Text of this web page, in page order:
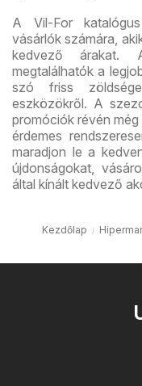
A Vil-For
vásárlók számára,
kedvező árakat.
megtalálhatók a
szó friss
eszközökről. A
promóciók révén
érdemes
maradjon le a
újdonságokat,
által kínált kedvező
Kezdőlap